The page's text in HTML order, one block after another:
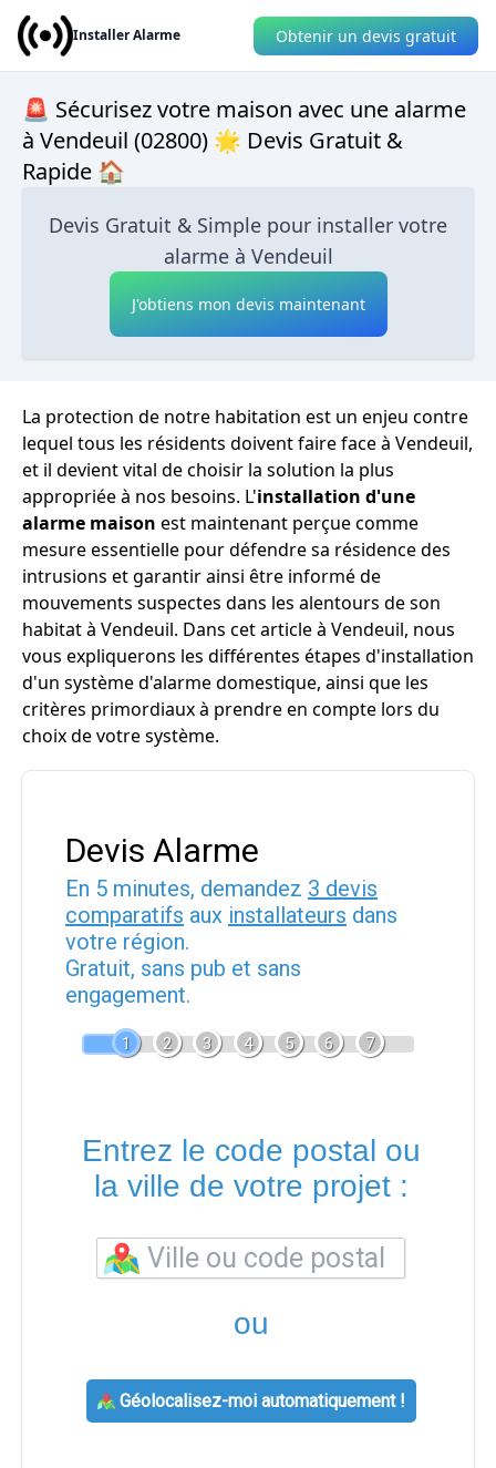
Installer Alarme Obtenir un devis gratuit
🚨 Sécurisez votre maison avec une alarme
à Vendeuil (02800) 🌟 Devis Gratuit &
Rapide 🏠
Devis Gratuit & Simple pour installer votre
alarme à Vendeuil
J'obtiens mon devis maintenant
La protection de notre habitation est un enjeu contre
lequel tous les résidents doivent faire face à Vendeuil,
et il devient vital de choisir la solution la plus
appropriée à nos besoins. L'installation d'une
alarme maison est maintenant perçue comme
mesure essentielle pour défendre sa résidence des
intrusions et garantir ainsi être informé de
mouvements suspectes dans les alentours de son
habitat à Vendeuil. Dans cet article à Vendeuil, nous
vous expliquerons les différentes étapes d'installation
d'un système d'alarme domestique, ainsi que les
critères primordiaux à prendre en compte lors du
choix de votre système.
Devis Alarme
En 5 minutes, demandez 3 devis
comparatifs aux installateurs dans
votre région.
Gratuit, sans pub et sans
engagement.
1 2 3 4 5 6 7
Entrez le code postal ou
la ville de votre projet :
ou
Géolocalisez-moi automatiquement !